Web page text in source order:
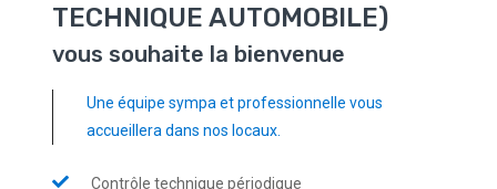
TECHNIQUE AUTOMOBILE)
vous souhaite la bienvenue
Une équipe sympa et professionnelle vous
accueillera dans nos locaux.
Contrôle technique périodique